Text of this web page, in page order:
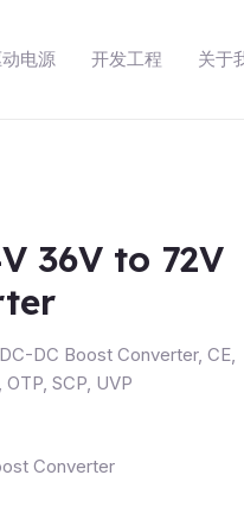
电源 开发工程 关于
36V to 72V
DC Boost Converter, CE,
, OTP, SCP, UVP
Converter